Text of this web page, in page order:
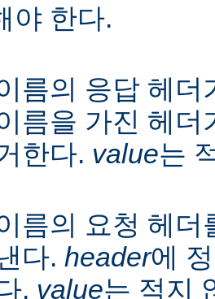
야 한다.
름의 응답 헤
름을 가진 헤
한다. value는
름의 요청 헤
다. header에
. value는 적지